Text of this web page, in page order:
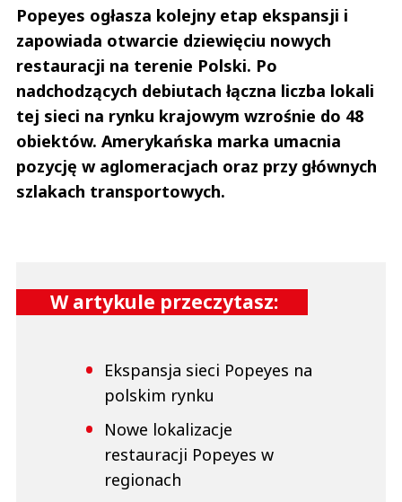
Popeyes ogłasza kolejny etap ekspansji i
zapowiada otwarcie dziewięciu nowych
restauracji na terenie Polski. Po
nadchodzących debiutach łączna liczba lokali
tej sieci na rynku krajowym wzrośnie do 48
obiektów. Amerykańska marka umacnia
pozycję w aglomeracjach oraz przy głównych
szlakach transportowych.
W artykule przeczytasz:
Ekspansja sieci Popeyes na
polskim rynku
Nowe lokalizacje
restauracji Popeyes w
regionach